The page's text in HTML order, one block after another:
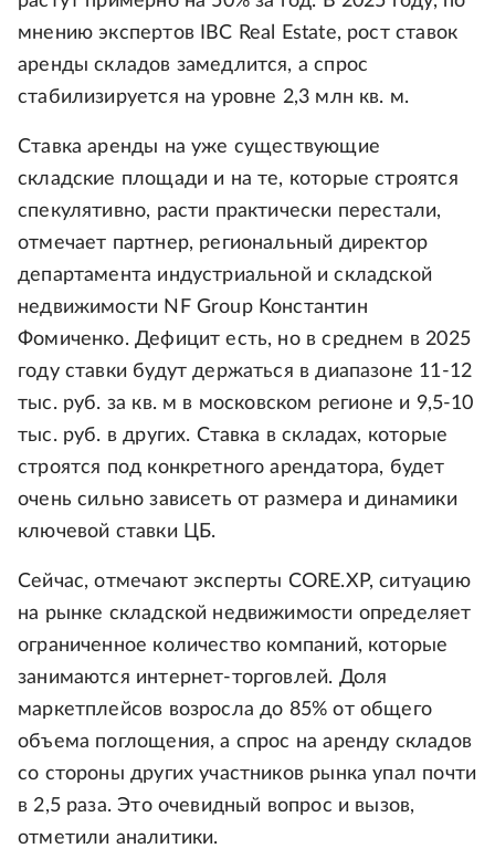
мнению экспертов IBC Real Estate, рост ставок
аренды складов замедлится, а спрос
стабилизируется на уровне 2,3 млн кв. м.
Ставка аренды на уже существующие
складские площади и на те, которые строятся
спекулятивно, расти практически перестали,
отмечает партнер, региональный директор
департамента индустриальной и складской
недвижимости NF Group Константин
Фомиченко. Дефицит есть, но в среднем в 2025
году ставки будут держаться в диапазоне 11-12
тыс. руб. за кв. м в московском регионе и 9,5-10
тыс. руб. в других. Ставка в складах, которые
строятся под конкретного арендатора, будет
очень сильно зависеть от размера и динамики
ключевой ставки ЦБ.
Сейчас, отмечают эксперты CORE.XP, ситуацию
на рынке складской недвижимости определяет
ограниченное количество компаний, которые
занимаются интернет-торговлей. Доля
маркетплейсов возросла до 85% от общего
объема поглощения, а спрос на аренду складов
со стороны других участников рынка упал почти
в 2,5 раза. Это очевидный вопрос и вызов,
отметили аналитики.